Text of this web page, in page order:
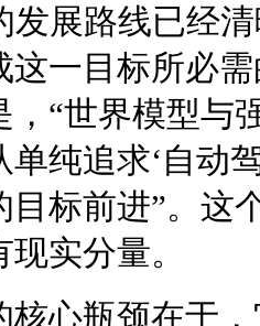
发展路线已经
这一目标所必
，“世界模型与
单纯追求‘自动
目标前进”。这
实分量。
核心瓶颈在于